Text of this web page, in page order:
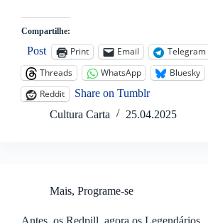
Compartilhe:
Post Print Email
Telegram
Threads
WhatsApp
Bluesky
Reddit
Share on Tumblr
Cultura Carta
25.04.2025
Mais, Programe-se
Antes, os Redpill, agora os Legendários